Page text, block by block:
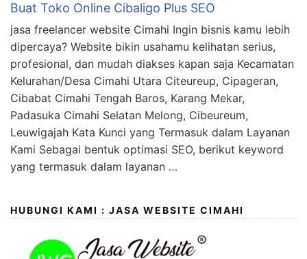
Buat Toko Online Cibaligo Plus SEO
jasa freelancer website Cimahi Ingin bisnis kamu lebih
dipercaya? Website bikin usahamu kelihatan serius,
profesional, dan mudah diakses kapan saja Kecamatan
Kelurahan/Desa Cimahi Utara Citeureup, Cipageran,
Cibabat Cimahi Tengah Baros, Karang Mekar,
Padasuka Cimahi Selatan Melong, Cibeureum,
Leuwigajah Kata Kunci yang Termasuk dalam Layanan
Kami Sebagai bentuk optimasi SEO, berikut keyword
yang termasuk dalam layanan …
HUBUNGI KAMI : JASA WEBSITE CIMAHI